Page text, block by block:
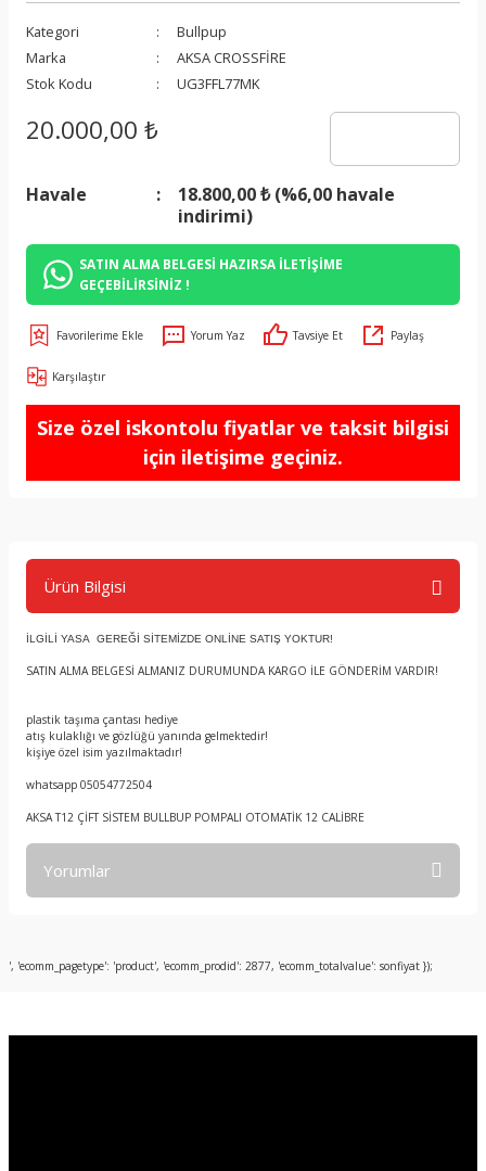
Kategori
Bullpup
Marka
AKSA CROSSFİRE
Stok Kodu
UG3FFL77MK
20.000,00 ₺
Havale
18.800,00 ₺ (%6,00 havale
indirimi)
SATIN ALMA BELGESİ HAZIRSA İLETİŞİME
GEÇEBİLİRSİNİZ !
Yorum Yaz Tavsiye Et Paylaş
Karşılaştır
Size özel iskontolu fiyatlar ve taksit bilgisi
için iletişime geçiniz.
Ürün Bilgisi
İLGİLİ YASA GEREĞİ SİTEMİZDE ONLİNE SATIŞ YOKTUR!
SATIN ALMA BELGESİ ALMANIZ DURUMUNDA KARGO İLE GÖNDERİM VARDIR!
plastik taşıma çantası hediye
atış kulaklığı ve gözlüğü yanında gelmektedir!
kişiye özel isim yazılmaktadır!
whatsapp 05054772504
AKSA T12 ÇİFT SİSTEM BULLBUP POMPALI OTOMATİK 12 CALİBRE
Yorumlar
Bu ürüne ilk yorumu siz yapın!
', 'ecomm_pagetype': 'product', 'ecomm_prodid': 2877, 'ecomm_totalvalue': sonfiyat });